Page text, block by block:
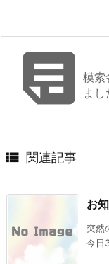
模索
まし
 関連記事
お
突然
今日